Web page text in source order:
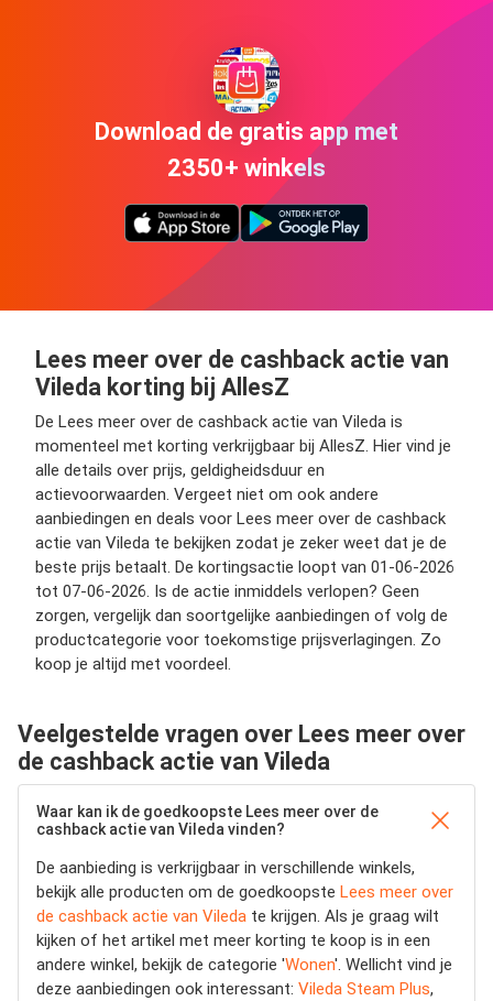
Download de gratis app met
2350+ winkels
Lees meer over de cashback actie van
Vileda korting bij AllesZ
De Lees meer over de cashback actie van Vileda is
momenteel met korting verkrijgbaar bij AllesZ. Hier vind je
alle details over prijs, geldigheidsduur en
actievoorwaarden. Vergeet niet om ook andere
aanbiedingen en deals voor Lees meer over de cashback
actie van Vileda te bekijken zodat je zeker weet dat je de
beste prijs betaalt. De kortingsactie loopt van 01-06-2026
tot 07-06-2026. Is de actie inmiddels verlopen? Geen
zorgen, vergelijk dan soortgelijke aanbiedingen of volg de
productcategorie voor toekomstige prijsverlagingen. Zo
koop je altijd met voordeel.
Veelgestelde vragen over Lees meer over
de cashback actie van Vileda
Waar kan ik de goedkoopste Lees meer over de
cashback actie van Vileda vinden?
De aanbieding is verkrijgbaar in verschillende winkels,
bekijk alle producten om de goedkoopste Lees meer over
de cashback actie van Vileda te krijgen. Als je graag wilt
kijken of het artikel met meer korting te koop is in een
andere winkel, bekijk de categorie 'Wonen'. Wellicht vind je
deze aanbiedingen ook interessant: Vileda Steam Plus,